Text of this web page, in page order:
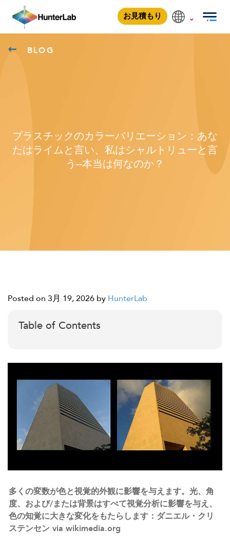
お見積もり
BLOG
プラスチックのカラーバリエーション：あな
たはライムと言い、私はシャルトリューと言
う--本当は何なのか？
Posted on 3月 19, 2026 by HunterLab
Table of Contents
多くの変数が色と視覚的外観に影響を与えます。光、角
度、および/または背景はすべて視覚分析に影響を与え、
色の知覚に大きな変化をもたらします：ダニエル・クリ
ステンセン via wikimedia.org